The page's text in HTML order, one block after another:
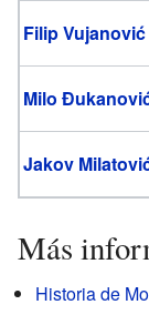
Filip Vujanović
Milo
Jakov
Más
Historia de